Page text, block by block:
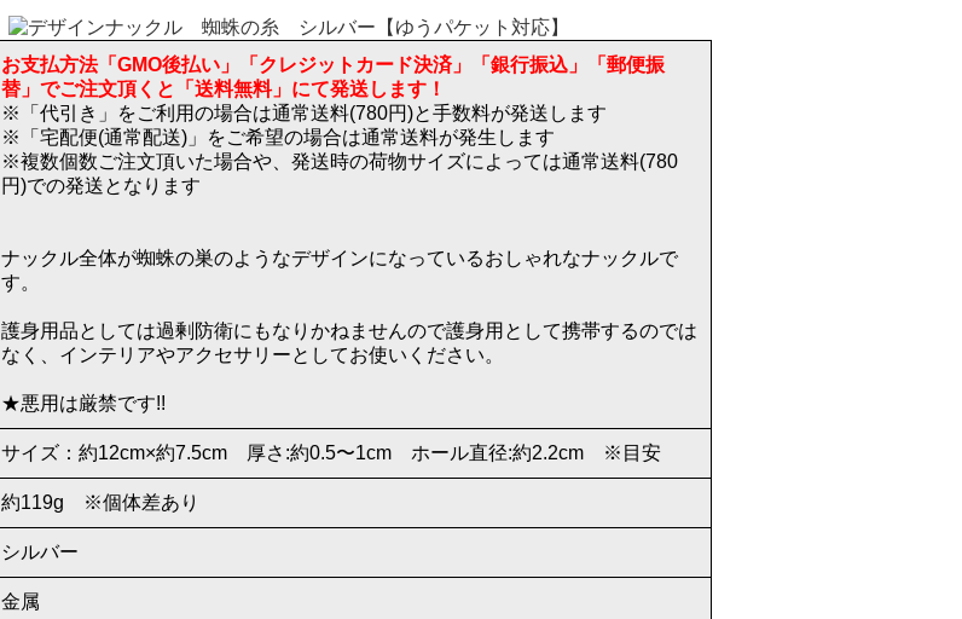
お支払方法「GMO後払い」「クレジットカード決済」「銀行振込」「郵便振
替」でご注文頂くと「送料無料」にて発送します！
※「代引き」をご利用の場合は通常送料(780円)と手数料が発送します
※「宅配便(通常配送)」をご希望の場合は通常送料が発生します
※複数個数ご注文頂いた場合や、発送時の荷物サイズによっては通常送料(780
円)での発送となります
ナックル全体が蜘蛛の巣のようなデザインになっているおしゃれなナックルで
す。
護身用品としては過剰防衛にもなりかねませんので護身用として携帯するのでは
なく、インテリアやアクセサリーとしてお使いください。
★悪用は厳禁です!!
サイズ：約12cm×約7.5cm 厚さ:約0.5〜1cm ホール直径:約2.2cm ※目安
約119g ※個体差あり
シルバー
金属